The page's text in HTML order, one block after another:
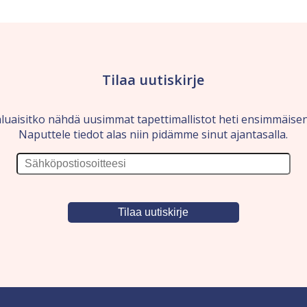
Tilaa uutiskirje
nähdä uusimmat tapettimallistot heti
Naputtele tiedot alas niin pidämme sinut ajantasalla.